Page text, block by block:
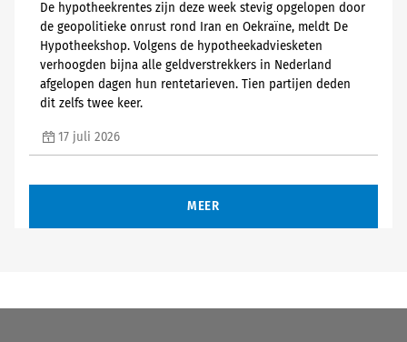
De hypotheekrentes zijn deze week stevig opgelopen door
de geopolitieke onrust rond Iran en Oekraïne, meldt De
Hypotheekshop. Volgens de hypotheekadviesketen
verhoogden bijna alle geldverstrekkers in Nederland
afgelopen dagen hun rentetarieven. Tien partijen deden
dit zelfs twee keer.
17 juli 2026
MEER